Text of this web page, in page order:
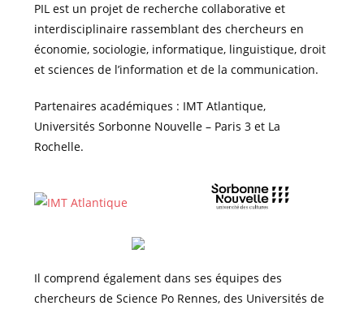
PIL est un projet de recherche collaborative et
interdisciplinaire rassemblant des chercheurs en
économie, sociologie, informatique, linguistique, droit
et sciences de l’information et de la communication.
Partenaires académiques : IMT Atlantique,
Universités Sorbonne Nouvelle – Paris 3 et La
Rochelle.
Il comprend également dans ses équipes des
chercheurs de Science Po Rennes, des Universités de